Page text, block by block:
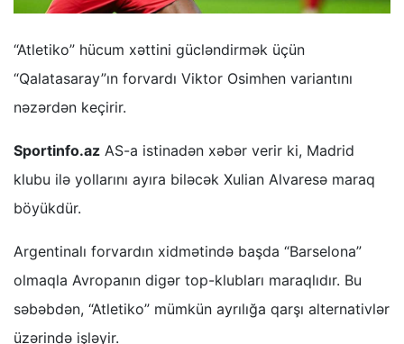
“Atletiko” hücum xəttini gücləndirmək üçün
“Qalatasaray”ın forvardı Viktor Osimhen variantını
nəzərdən keçirir.
Sportinfo.az AS-a istinadən xəbər verir ki, Madrid
klubu ilə yollarını ayıra biləcək Xulian Alvaresə maraq
böyükdür.
Argentinalı forvardın xidmətində başda “Barselona”
olmaqla Avropanın digər top-klubları maraqlıdır. Bu
səbəbdən, “Atletiko” mümkün ayrılığa qarşı alternativlər
üzərində işləyir.